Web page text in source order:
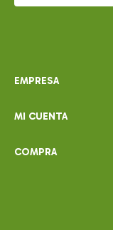
EMPRESA
MI CUENTA
COMPRA